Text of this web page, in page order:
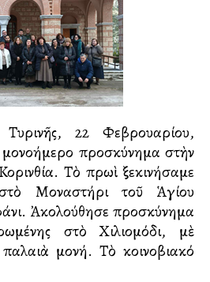
προσκύνημα στὴν
Τὸ πρωὶ ξεκινήσαμε
Μοναστήρι τοῦ Ἁγίου
Ἀκολούθησε προσκύνημα
στὸ Χιλιομόδι, μὲ
μονή. Τὸ κοινοβιακό